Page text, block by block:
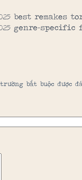
best remakes
genre-
trường bắt buộc được